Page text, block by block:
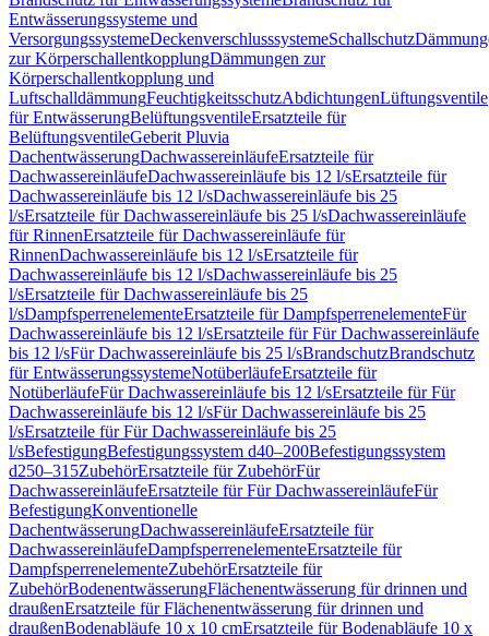
Entwässerungssysteme und
VersorgungssystemeDeckenverschlusssystemeSchallschutz
zur KörperschallentkopplungDämmungen zur
Körperschallentkopplung und
LuftschalldämmungFeuchtigkeitsschutzAbdichtungenLüftungsventile
für EntwässerungBelüftungsventileErsatzteile für
BelüftungsventileGeberit Pluvia
DachentwässerungDachwassereinläufeErsatzteile für
DachwassereinläufeDachwassereinläufe bis 12 l/sErsatzteile für
Dachwassereinläufe bis 12 l/sDachwassereinläufe bis 25
l/sErsatzteile für Dachwassereinläufe bis 25 l/sDachwassereinläufe
für RinnenErsatzteile für Dachwassereinläufe für
RinnenDachwassereinläufe bis 12 l/sErsatzteile für
Dachwassereinläufe bis 12 l/sDachwassereinläufe bis 25
l/sErsatzteile für Dachwassereinläufe bis 25
l/sDampfsperrenelementeErsatzteile für DampfsperrenelementeFür
Dachwassereinläufe bis 12 l/sErsatzteile für Für Dachwassereinläufe
bis 12 l/sFür Dachwassereinläufe bis 25 l/sBrandschutzBrandschutz
für EntwässerungssystemeNotüberläufeErsatzteile für
NotüberläufeFür Dachwassereinläufe bis 12 l/sErsatzteile für Für
Dachwassereinläufe bis 12 l/sFür Dachwassereinläufe bis 25
l/sErsatzteile für Für Dachwassereinläufe bis 25
l/sBefestigungBefestigungssystem d40–200Befestigungssystem
d250–315ZubehörErsatzteile für ZubehörFür
DachwassereinläufeErsatzteile für Für DachwassereinläufeFür
BefestigungKonventionelle
DachentwässerungDachwassereinläufeErsatzteile für
DachwassereinläufeDampfsperrenelementeErsatzteile für
DampfsperrenelementeZubehörErsatzteile für
ZubehörBodenentwässerungFlächenentwässerung für drinnen und
draußenErsatzteile für Flächenentwässerung für drinnen und
draußenBodenabläufe 10 x 10 cmErsatzteile für Bodenabläufe 10 x